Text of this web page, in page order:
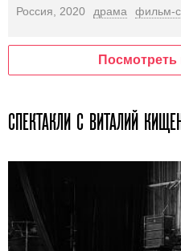
Россия, 2020 драма фильм-
СПЕКТАКЛИ С ВИТАЛИЙ